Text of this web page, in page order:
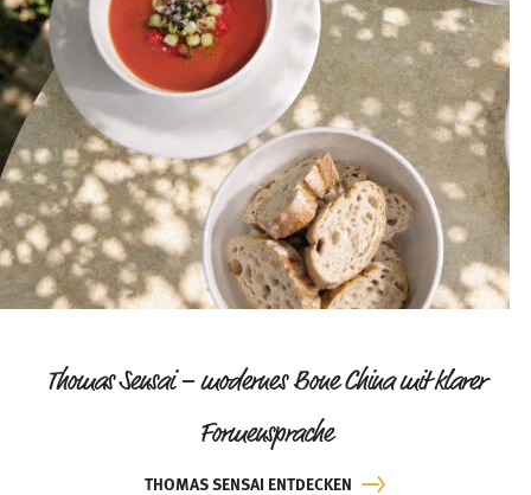
Thomas Sensai – modernes Bone China mit klarer
Formensprache
THOMAS SENSAI ENTDECKEN